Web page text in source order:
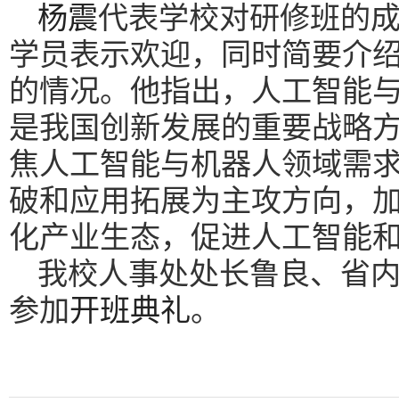
杨震代表学校对研修班的
学员表示欢迎，同时简要介
的情况。他指出，人工智能
是我国创新发展的重要战略
焦人工智能与机器人领域需
破和应用拓展为主攻方向，
化产业生态，促进人工智能
我校人事处处长鲁良、省
参加开班典礼。